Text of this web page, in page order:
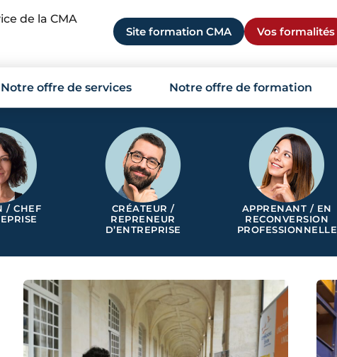
de la CMA
Site formation CMA Vos formalités
Notre offre de services Notre offre de formation
/ CHEF
CRÉATEUR /
REPRENEUR
D’ENTREPRISE
APPRENANT / EN
RECONVERSION
PROFESSIONNELLE